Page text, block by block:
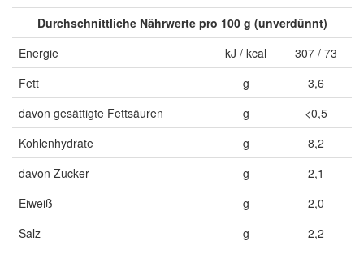
Durchschnittliche Nährwerte pro 100 g (unverdünnt)
Energie
kJ / kcal
307 / 73
Fett
g
3,6
davon gesättigte Fettsäuren
g
<0,5
Kohlenhydrate
g
8,2
davon Zucker
g
2,1
Eiweiß
g
2,0
Salz
g 2,2